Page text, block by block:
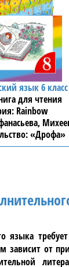
язык 6 класс
для чтения
Rainbow
«Дрофа»
языка
зависит от